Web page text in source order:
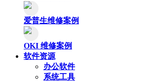
爱普生维修案例
OKI 维修案例
软件资源
办公软件
系统工具